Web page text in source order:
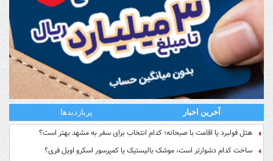
آخرین اخبار پربازدیدها
هتل فولبرد یا اقامت با صبحانه؛ کدام انتخاب برای سفر به مشهد بهتر است؟
ساخت کدام دشوارتر است، موشک بالیستیک یا کمپرسور اسکرو اویل فری؟